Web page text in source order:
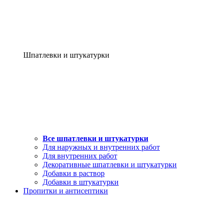
Шпатлевки и штукатурки
Все шпатлевки и штукатурки
Для наружных и внутренних работ
Для внутренних работ
Декоративные шпатлевки и штукатурки
Добавки в раствор
Добавки в штукатурки
Пропитки и антисептики